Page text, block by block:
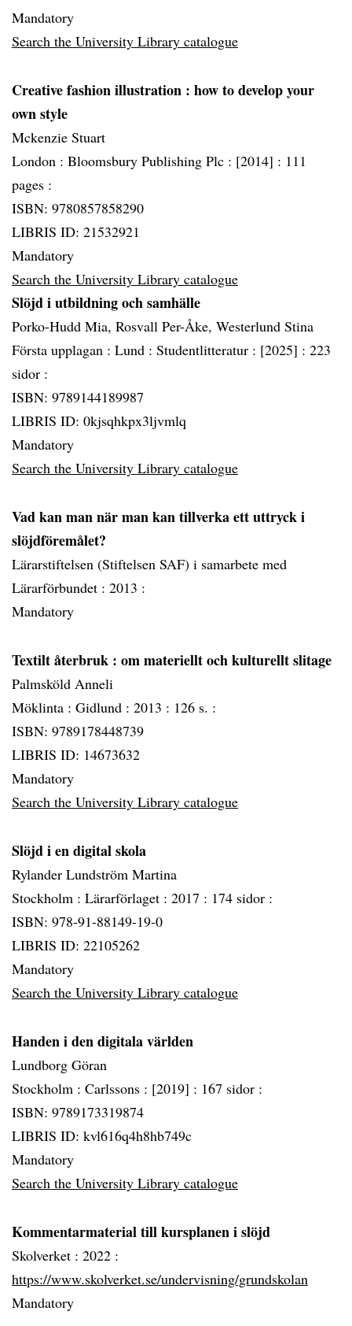
Mandatory
Search the University Library catalogue
Creative fashion illustration : how to develop your
own style
Mckenzie Stuart
London : Bloomsbury Publishing Plc : [2014] : 111
pages :
ISBN: 9780857858290
LIBRIS ID: 21532921
Mandatory
Search the University Library catalogue
Slöjd i utbildning och samhälle
Porko-Hudd Mia, Rosvall Per-Åke, Westerlund Stina
Första upplagan : Lund : Studentlitteratur : [2025] : 223
sidor :
ISBN: 9789144189987
LIBRIS ID: 0kjsqhkpx3ljvmlq
Mandatory
Search the University Library catalogue
Vad kan man när man kan tillverka ett uttryck i
slöjdföremålet?
Lärarstiftelsen (Stiftelsen SAF) i samarbete med
Lärarförbundet : 2013 :
Mandatory
Textilt återbruk : om materiellt och kulturellt slitage
Palmsköld Anneli
Möklinta : Gidlund : 2013 : 126 s. :
ISBN: 9789178448739
LIBRIS ID: 14673632
Mandatory
Search the University Library catalogue
Slöjd i en digital skola
Rylander Lundström Martina
Stockholm : Lärarförlaget : 2017 : 174 sidor :
ISBN: 978-91-88149-19-0
LIBRIS ID: 22105262
Mandatory
Search the University Library catalogue
Handen i den digitala världen
Lundborg Göran
Stockholm : Carlssons : [2019] : 167 sidor :
ISBN: 9789173319874
LIBRIS ID: kvl616q4h8hb749c
Mandatory
Search the University Library catalogue
Kommentarmaterial till kursplanen i slöjd
Skolverket : 2022 :
https://www.skolverket.se/undervisning/grundskolan
Mandatory